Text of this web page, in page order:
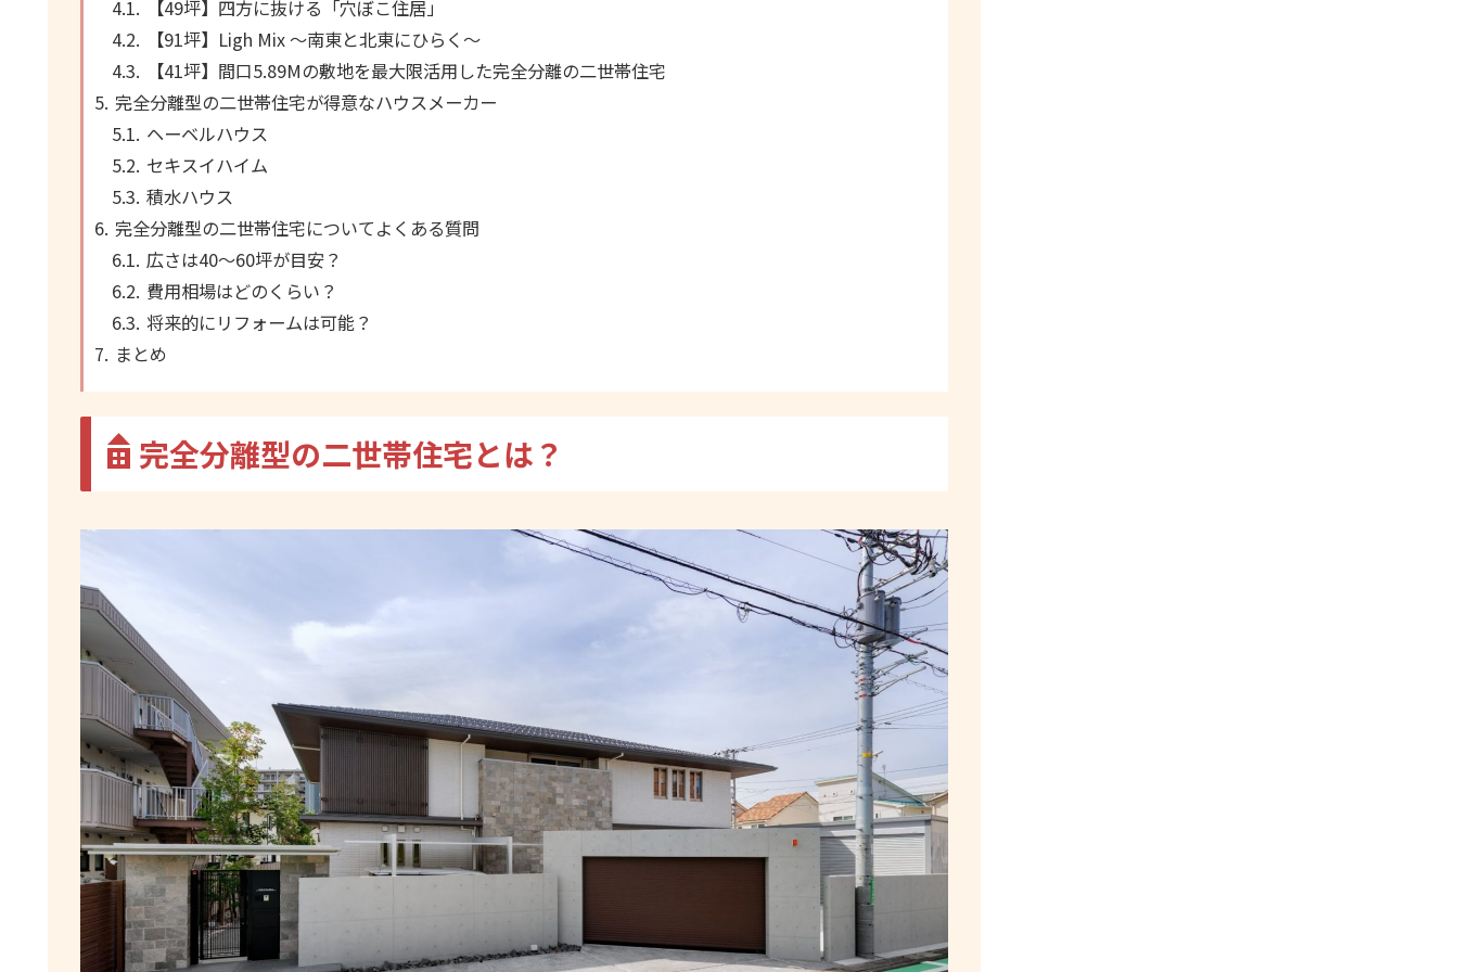
【49坪】四方に抜ける「穴ぼこ住居」
【91坪】Ligh Mix ～南東と北東にひらく～
【41坪】間口5.89Mの敷地を最大限活用した完全分離の二世帯住宅
完全分離型の二世帯住宅が得意なハウスメーカー
ヘーベルハウス
セキスイハイム
積水ハウス
完全分離型の二世帯住宅についてよくある質問
広さは40〜60坪が目安？
費用相場はどのくらい？
将来的にリフォームは可能？
まとめ
完全分離型の二世帯住宅とは？